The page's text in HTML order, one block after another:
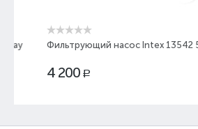
Фильтрующий насос Intex 13542 5678
4 200 Р